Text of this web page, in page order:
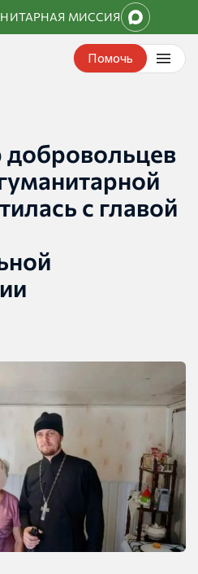
МИССИЯ
Помочь
с главой